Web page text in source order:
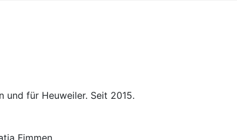
und für Heuweiler. Seit 2015.
Fimmen